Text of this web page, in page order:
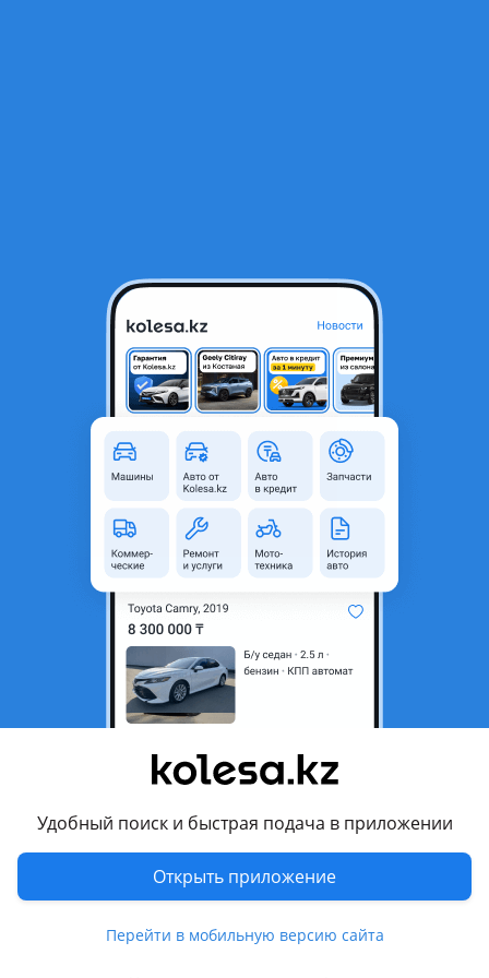
Удобный поиск и быстрая подача в приложении
Открыть приложение
Перейти в мобильную версию сайта
Теплообменик 1.6 турбо
Алматы, Алматинская
область
Новая
Код запчасти
888
Подходит на авто
Hyundai Mufasa
Hyundai Santa Fe
поколение (TM/TMA), 2015 - 2018 3 поколение рестайлинг
(DM/DMA)
Показать больше
Комментарий продавца